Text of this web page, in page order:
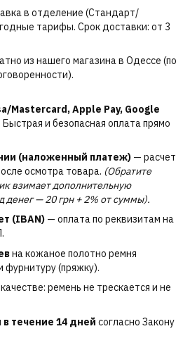
в отделение (Стандарт/
тарифы. Срок доставки: от 3
из нашего магазина в Одессе (по
Mastercard, Apple Pay, Google
и безопасная оплата прямо
(наложенный платеж) — расчет
осмотра товара. (Обратите
взимает дополнительную
денег — 20 грн + 2% от суммы).
(IBAN) — оплата по реквизитам на
на кожаное полотно ремня
фурнитуру (пряжку).
ремень не трескается и не
течение 14 дней согласно Закону